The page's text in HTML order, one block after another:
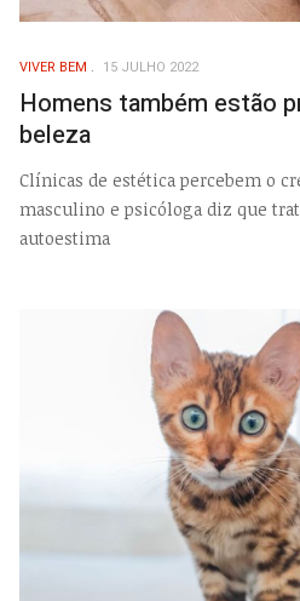
VIVER BEM 15 JULHO 2022
Homens também estão
beleza
Clínicas de estética percebem o
masculino e psicóloga diz que
autoestima